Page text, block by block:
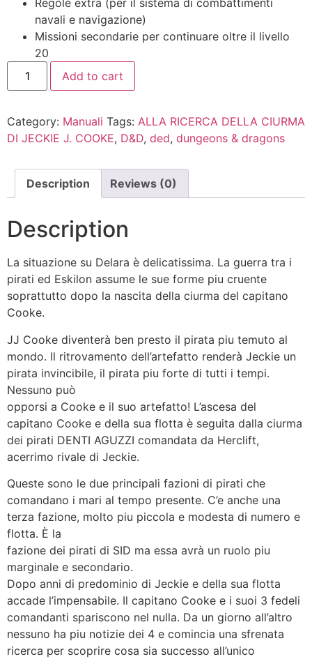
Regole extra (per il sistema di combattimenti
navali e navigazione)
Missioni secondarie per continuare oltre il livello
20
Add to cart
Category: Manuali Tags: ALLA RICERCA DELLA CIURMA
DI JECKIE J. COOKE, D&D, ded, dungeons & dragons
Description Reviews (0)
Description
La situazione su Delara è delicatissima. La guerra tra i
pirati ed Eskilon assume le sue forme piu cruente
soprattutto dopo la nascita della ciurma del capitano
Cooke.
JJ Cooke diventerà ben presto il pirata piu temuto al
mondo. Il ritrovamento dell’artefatto renderà Jeckie un
pirata invincibile, il pirata piu forte di tutti i tempi.
Nessuno può
opporsi a Cooke e il suo artefatto! L’ascesa del
capitano Cooke e della sua flotta è seguita dalla ciurma
dei pirati DENTI AGUZZI comandata da Herclift,
acerrimo rivale di Jeckie.
Queste sono le due principali fazioni di pirati che
comandano i mari al tempo presente. C’e anche una
terza fazione, molto piu piccola e modesta di numero e
flotta. È la
fazione dei pirati di SID ma essa avrà un ruolo piu
marginale e secondario.
Dopo anni di predominio di Jeckie e della sua flotta
accade l’impensabile. Il capitano Cooke e i suoi 3 fedeli
comandanti spariscono nel nulla. Da un giorno all’altro
nessuno ha piu notizie dei 4 e comincia una sfrenata
ricerca per scoprire cosa sia successo all’unico